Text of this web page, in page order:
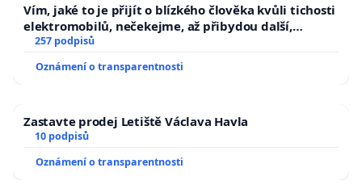
Vím, jaké to je přijít o blízkého člověka kvůli tichosti
elektromobilů, nečekejme, až přibydou další,
zaveďme slyšitelná auta!
257 podpisů
Oznámení o transparentnosti
Zastavte prodej Letiště Václava Havla
10 podpisů
Oznámení o transparentnosti